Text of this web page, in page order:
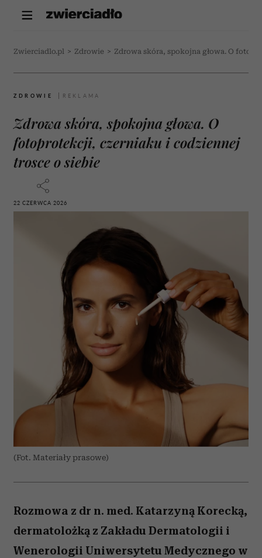
Zwierciadlo.pl > Zdrowie > Zdrowa skóra, spokojna głowa. O
ZDROWIE
Zdrowa skóra, spokojna głowa. O
fotoprotekcji, czerniaku i codziennej
trosce o siebie
22 CZERWCA 2026
(Fot. Materiały prasowe)
Rozmowa z dr n. med. Katarzyną Korecką,
dermatolożką z Zakładu Dermatologii i
Wenerologii Uniwersytetu Medycznego w